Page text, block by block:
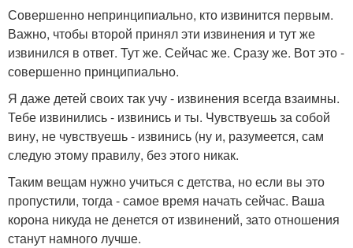
Совершенно непринципиально, кто извинится первым.
Важно, чтобы второй принял эти извинения и тут же
извинился в ответ. Тут же. Сейчас же. Сразу же. Вот это -
совершенно принципиально.
Я даже детей своих так учу - извинения всегда взаимны.
Тебе извинились - извинись и ты. Чувствуешь за собой
вину, не чувствуешь - извинись (ну и, разумеется, сам
следую этому правилу, без этого никак.
Таким вещам нужно учиться с детства, но если вы это
пропустили, тогда - самое время начать сейчас. Ваша
корона никуда не денется от извинений, зато отношения
станут намного лучше.